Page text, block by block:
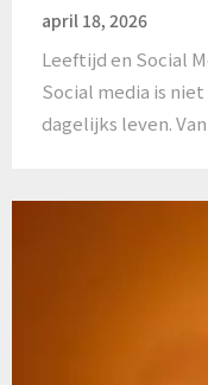
april 18, 2026
Leeftijd en Social
Social media is
dagelijks leven.